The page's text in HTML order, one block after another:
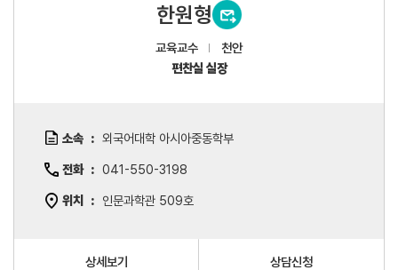
한원형
교육교수
천안
편찬실 실장
소속 외국어대학 아시아중동학부
전화 041-550-3198
위치 인문과학관 509호
상세보기 상담신청